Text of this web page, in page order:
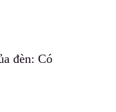
đèn: Có